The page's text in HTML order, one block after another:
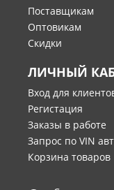
Поставщикам
Оптовикам
Скидки
ЛИЧНЫЙ
Вход для
Регистация
Заказы в работе
Запрос по VIN
Корзина товаров